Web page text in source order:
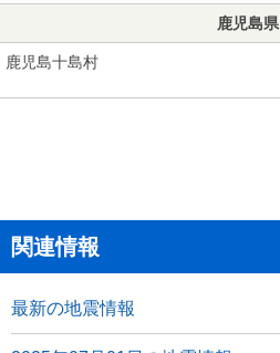
鹿児島県
鹿児島十島村
関連情報
最新の地震情報